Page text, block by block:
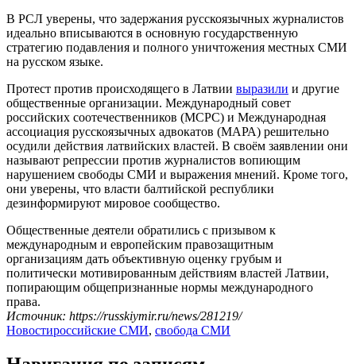
В РСЛ уверены, что задержания русскоязычных журналистов
идеально вписываются в основную государственную
стратегию подавления и полного уничтожения местных СМИ
на русском языке.
Протест против происходящего в Латвии выразили и другие
общественные организации. Международный совет
российских соотечественников (МСРС) и Международная
ассоциация русскоязычных адвокатов (МАРА) решительно
осудили действия латвийских властей. В своём заявлении они
называют репрессии против журналистов вопиющим
нарушением свободы СМИ и выражения мнений. Кроме того,
они уверены, что власти балтийской республики
дезинформируют мировое сообщество.
Общественные деятели обратились с призывом к
международным и европейским правозащитным
организациям дать объективную оценку грубым и
политически мотивированным действиям властей Латвии,
попирающим общепризнанные нормы международного
права.
Источник: https://russkiymir.ru/news/281219/
Новостироссийские СМИ, свобода СМИ